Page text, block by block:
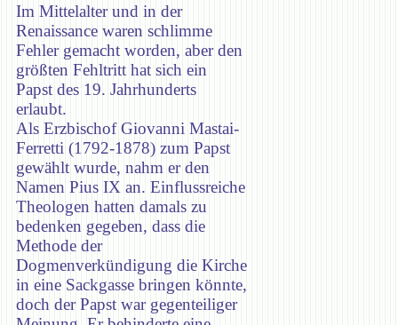
Im Mittelalter und in der
Renaissance waren schlimme
Fehler gemacht worden, aber den
größten Fehltritt hat sich ein
Papst des 19. Jahrhunderts
erlaubt.
Als Erzbischof Giovanni Mastai-
Ferretti (1792-1878) zum Papst
gewählt wurde, nahm er den
Namen Pius IX an. Einflussreiche
Theologen hatten damals zu
bedenken gegeben, dass die
Methode der
Dogmenverkündigung die Kirche
in eine Sackgasse bringen könnte,
doch der Papst war gegenteiliger